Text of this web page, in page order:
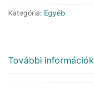
FR
Kategória: Egyéb
További információk